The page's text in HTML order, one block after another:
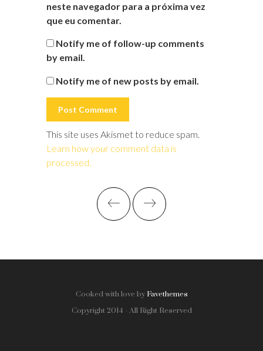
neste navegador para a próxima vez
que eu comentar.
Notify me of follow-up comments
by email.
Notify me of new posts by email.
This site uses Akismet to reduce spam.
Learn how your comment data is
processed.
Cooked with love by Favethemes
Copyright 2014 - All Right Reserved